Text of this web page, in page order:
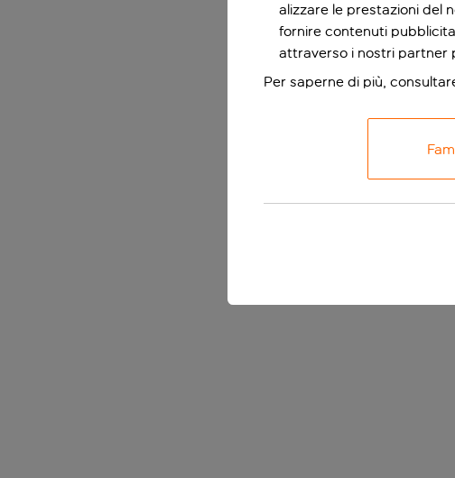
alizzare le prestazioni del
fornire contenuti
attraverso i nostri partner
Per saperne di più,